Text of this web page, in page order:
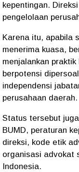
kepentingan.
pengelolaan
Karena itu, apabila
menerima kuasa,
menjalankan
berpotensi
independensi
perusahaan daerah.
Status tersebut
BUMD, peraturan
direksi, kode etik
organisasi advokat
Indonesia.